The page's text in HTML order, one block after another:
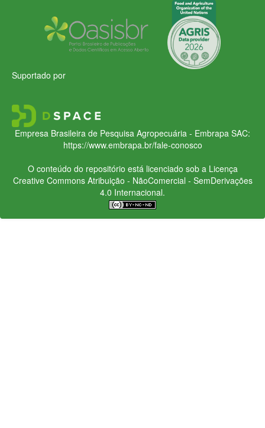
Suportado por
Empresa Brasileira de Pesquisa Agropecuária - Embrapa SAC:
https://www.embrapa.br/fale-conosco
O conteúdo do repositório está licenciado sob a Licença
Creative CommonsAtribuição - NãoComercial - SemDerivações
4.0 Internacional.